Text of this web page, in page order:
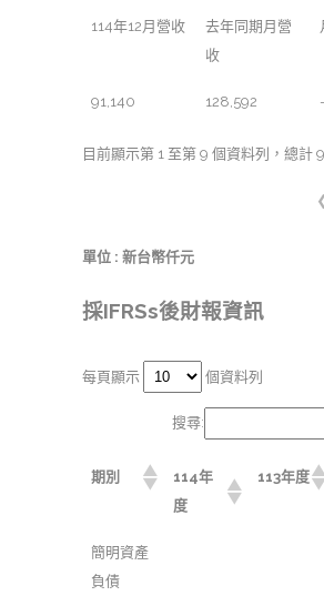
114年12月營收
去年同期月營
收
91,140 128,592
目前顯示第 1 至第 9 個資料列，總計
單位 : 新台幣仟元
採IFRSs後財報資訊
每頁顯示 個資料列
搜尋:
期別
114年
度
113年度
簡明資產
負債